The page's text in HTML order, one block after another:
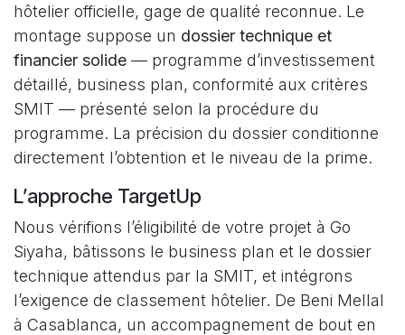
hôtelier officielle, gage de qualité reconnue. Le
montage suppose un dossier technique et
financier solide — programme d’investissement
détaillé, business plan, conformité aux critères
SMIT — présenté selon la procédure du
programme. La précision du dossier conditionne
directement l’obtention et le niveau de la prime.
L’approche TargetUp
Nous vérifions l’éligibilité de votre projet à Go
Siyaha, bâtissons le business plan et le dossier
technique attendus par la SMIT, et intégrons
l’exigence de classement hôtelier. De Beni Mellal
à Casablanca, un accompagnement de bout en